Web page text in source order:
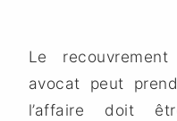
Le
avocat peut
l’affaire doit